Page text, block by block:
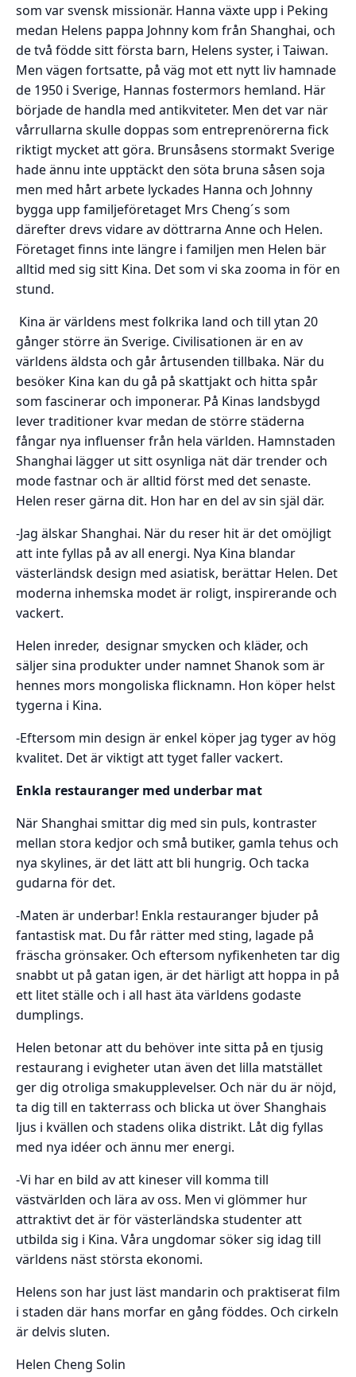
som var svensk missionär. Hanna växte upp i Peking
medan Helens pappa Johnny kom från Shanghai, och
de två födde sitt första barn, Helens syster, i Taiwan.
Men vägen fortsatte, på väg mot ett nytt liv hamnade
de 1950 i Sverige, Hannas fostermors hemland. Här
började de handla med antikviteter. Men det var när
vårrullarna skulle doppas som entreprenörerna fick
riktigt mycket att göra. Brunsåsens stormakt Sverige
hade ännu inte upptäckt den söta bruna såsen soja
men med hårt arbete lyckades Hanna och Johnny
bygga upp familjeföretaget Mrs Cheng´s som
därefter drevs vidare av döttrarna Anne och Helen.
Företaget finns inte längre i familjen men Helen bär
alltid med sig sitt Kina. Det som vi ska zooma in för en
stund.
Kina är världens mest folkrika land och till ytan 20
gånger större än Sverige. Civilisationen är en av
världens äldsta och går årtusenden tillbaka. När du
besöker Kina kan du gå på skattjakt och hitta spår
som fascinerar och imponerar. På Kinas landsbygd
lever traditioner kvar medan de större städerna
fångar nya influenser från hela världen. Hamnstaden
Shanghai lägger ut sitt osynliga nät där trender och
mode fastnar och är alltid först med det senaste.
Helen reser gärna dit. Hon har en del av sin själ där.
-Jag älskar Shanghai. När du reser hit är det omöjligt
att inte fyllas på av all energi. Nya Kina blandar
västerländsk design med asiatisk, berättar Helen. Det
moderna inhemska modet är roligt, inspirerande och
vackert.
Helen inreder, designar smycken och kläder, och
säljer sina produkter under namnet Shanok som är
hennes mors mongoliska flicknamn. Hon köper helst
tygerna i Kina.
-Eftersom min design är enkel köper jag tyger av hög
kvalitet. Det är viktigt att tyget faller vackert.
Enkla restauranger med underbar mat
När Shanghai smittar dig med sin puls, kontraster
mellan stora kedjor och små butiker, gamla tehus och
nya skylines, är det lätt att bli hungrig. Och tacka
gudarna för det.
-Maten är underbar! Enkla restauranger bjuder på
fantastisk mat. Du får rätter med sting, lagade på
fräscha grönsaker. Och eftersom nyfikenheten tar dig
snabbt ut på gatan igen, är det härligt att hoppa in på
ett litet ställe och i all hast äta världens godaste
dumplings.
Helen betonar att du behöver inte sitta på en tjusig
restaurang i evigheter utan även det lilla matstället
ger dig otroliga smakupplevelser. Och när du är nöjd,
ta dig till en takterrass och blicka ut över Shanghais
ljus i kvällen och stadens olika distrikt. Låt dig fyllas
med nya idéer och ännu mer energi.
-Vi har en bild av att kineser vill komma till
västvärlden och lära av oss. Men vi glömmer hur
attraktivt det är för västerländska studenter att
utbilda sig i Kina. Våra ungdomar söker sig idag till
världens näst största ekonomi.
Helens son har just läst mandarin och praktiserat film
i staden där hans morfar en gång föddes. Och cirkeln
är delvis sluten.
Helen Cheng Solin